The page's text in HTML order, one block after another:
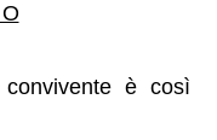
è così